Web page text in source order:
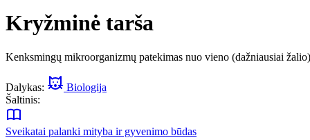
Kryžminė tarša
Kenksmingų mikroorganizmų patekimas nuo vieno (dažniausiai
Dalykas:
Biologija
Šaltinis:
Sveikatai palanki mityba ir gyvenimo būdas